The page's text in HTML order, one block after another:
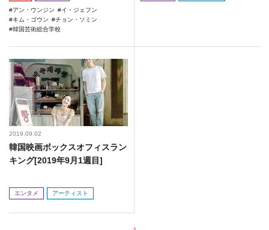
アン・ウンジン
イ・ジェフン
キム・ゴウン
チョン・ソミン
韓国芸術総合学校
2019.09.02
韓国映画ボックスオフィスラン
キング[2019年9月1週目]
エンタメ アーティスト